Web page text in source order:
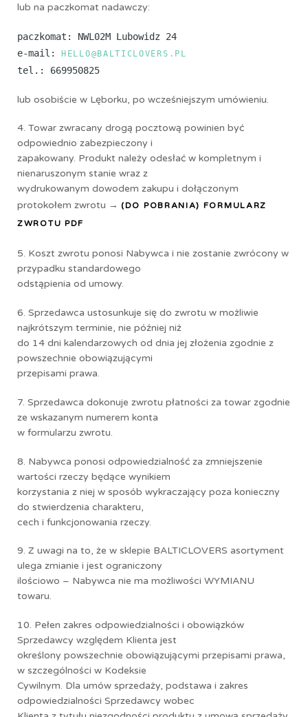
lub na paczkomat nadawczy:
paczkomat: NWL02M Lubowidz 24
e-mail: HELLO@BALTICLOVERS.PL
tel.: 669950825
lub osobiście w Lęborku, po wcześniejszym umówieniu.
4. Towar zwracany drogą pocztową powinien być
odpowiednio zabezpieczony i
zapakowany. Produkt należy odesłać w kompletnym i
nienaruszonym stanie wraz z
wydrukowanym dowodem zakupu i dołączonym
protokołem zwrotu → (DO POBRANIA) FORMULARZ
ZWROTU PDF
5. Koszt zwrotu ponosi Nabywca i nie zostanie zwrócony w
przypadku standardowego
odstąpienia od umowy.
6. Sprzedawca ustosunkuje się do zwrotu w możliwie
najkrótszym terminie, nie później niż
do 14 dni kalendarzowych od dnia jej złożenia zgodnie z
powszechnie obowiązującymi
przepisami prawa.
7. Sprzedawca dokonuje zwrotu płatności za towar zgodnie
ze wskazanym numerem konta
w formularzu zwrotu.
8. Nabywca ponosi odpowiedzialność za zmniejszenie
wartości rzeczy będące wynikiem
korzystania z niej w sposób wykraczający poza konieczny
do stwierdzenia charakteru,
cech i funkcjonowania rzeczy.
9. Z uwagi na to, że w sklepie BALTICLOVERS asortyment
ulega zmianie i jest ograniczony
ilościowo – Nabywca nie ma możliwości WYMIANU
towaru.
10. Pełen zakres odpowiedzialności i obowiązków
Sprzedawcy względem Klienta jest
określony powszechnie obowiązującymi przepisami prawa,
w szczególności w Kodeksie
Cywilnym. Dla umów sprzedaży, podstawa i zakres
odpowiedzialności Sprzedawcy wobec